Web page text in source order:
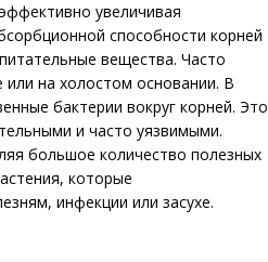
увеличивая
способности корней
вещества. Часто
на холостом основании. В
бактерии вокруг корней. Это
и часто уязвимыми.
большое количество полезных
которые
инфекции или засухе.